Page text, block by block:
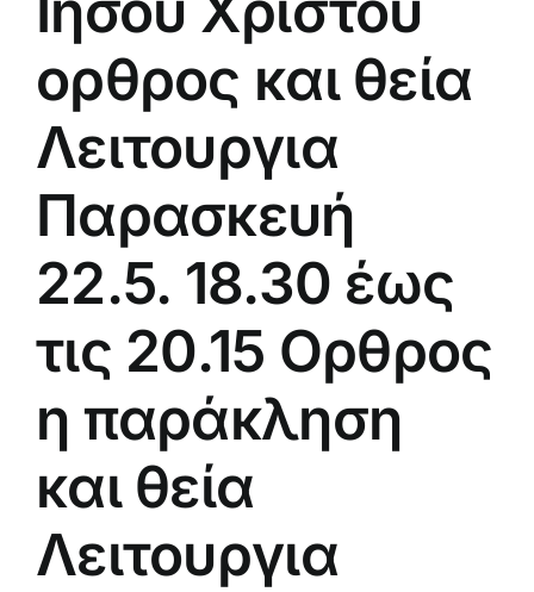
ορθρος και θεία
Λειτουργια
Παρασκευή
22.5. 18.30 έως
τις 20.15 Ορθρος
η παράκληση
και θεία
Λειτουργια